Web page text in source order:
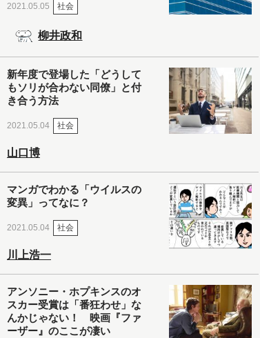
2021.05.05 社会
柳井政和
新年度で登場した「どうして
もソリが合わない同僚」と付
き合う方法
2021.05.04 社会
山口博
マンガでわかる「ウイルスの
変異」ってなに？
2021.05.04 社会
川上浩一
アンソニー・ホプキンスのオ
スカー受賞は「番狂わせ」な
んかじゃない！ 映画『ファ
ーザー』のここが凄い